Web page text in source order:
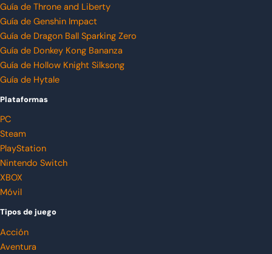
Guía de Throne and Liberty
Guía de Genshin Impact
Guía de Dragon Ball Sparking Zero
Guía de Donkey Kong Bananza
Guía de Hollow Knight Silksong
Guía de Hytale
Plataformas
PC
Steam
PlayStation
Nintendo Switch
XBOX
Móvil
Tipos de juego
Acción
Aventura